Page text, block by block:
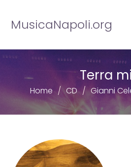
contenuto
MusicaNapoli.org
Terra
Home CD Gianni